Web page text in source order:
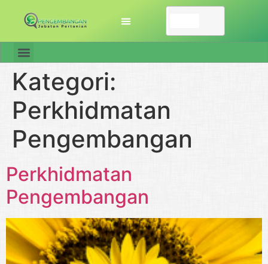
Kategori:
Perkhidmatan
Pengembangan
Perkhidmatan
Pengembangan